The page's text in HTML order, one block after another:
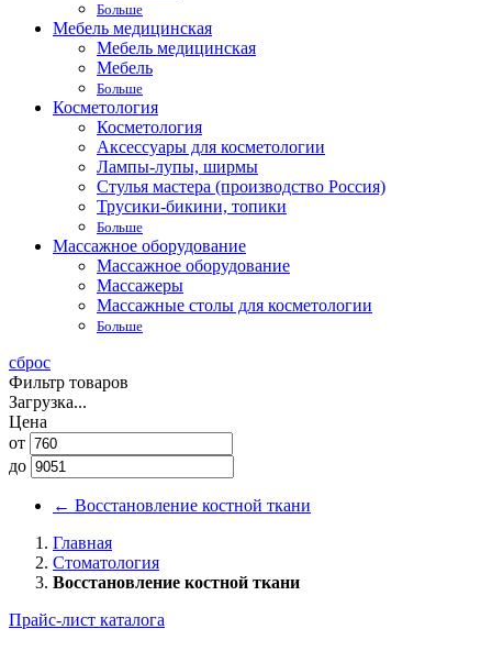
Больше
Мебель медицинская
Мебель медицинская
Мебель
Больше
Косметология
Косметология
Аксессуары для косметологии
Лампы-лупы, ширмы
Стулья мастера (производство Россия)
Трусики-бикини, топики
Больше
Массажное оборудование
Массажное оборудование
Массажеры
Массажные столы для косметологии
Больше
сброс
Фильтр товаров
Загрузка...
Цена
от
до
← Восстановление костной ткани
Главная
Стоматология
Восстановление костной ткани
Прайс-лист каталога